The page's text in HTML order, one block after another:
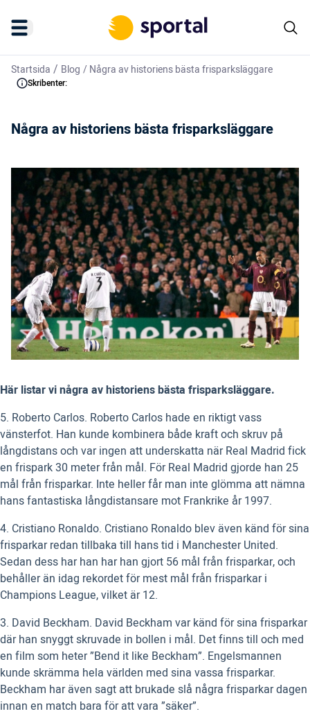
Startsida / Blog /Några av historiens bästa frisparksläggare
Skribenter:
Några av historiens bästa frisparksläggare
Här listar vi några av historiens bästa frisparksläggare.
5. Roberto Carlos. Roberto Carlos hade en riktigt vass
vänsterfot. Han kunde kombinera både kraft och skruv på
långdistans och var ingen att underskatta när Real Madrid fick
en frispark 30 meter från mål. För Real Madrid gjorde han 25
mål från frisparkar. Inte heller får man inte glömma att nämna
hans fantastiska långdistansare mot Frankrike år 1997.
4. Cristiano Ronaldo. Cristiano Ronaldo blev även känd för sina
frisparkar redan tillbaka till hans tid i Manchester United.
Sedan dess har han har han gjort 56 mål från frisparkar, och
behåller än idag rekordet för mest mål från frisparkar i
Champions League, vilket är 12.
3. David Beckham. David Beckham var känd för sina frisparkar
där han snyggt skruvade in bollen i mål. Det finns till och med
en film som heter ”Bend it like Beckham”. Engelsmannen
kunde skrämma hela världen med sina vassa frisparkar.
Beckham har även sagt att brukade slå några frisparkar dagen
innan en match bara för att vara ”säker”.